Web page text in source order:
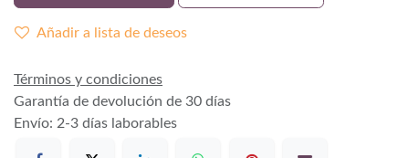
Añadir a lista de deseos
Términos y condiciones
Garantía de devolución de 30 días
Envío: 2-3 días laborables